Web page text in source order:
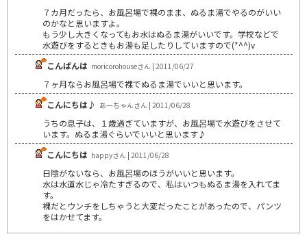
７カ月だったら、お風呂場で裸のまま、ぬるま湯でやるのがいい
のかなと思いますよ。
もう少し大きくなってもお水はぬるま湯がいいです。学校などで
水遊びをするときもお湯も足したりしていますので(*^^)v
こんばんは moricorohouseさん | 2011/06/27
７ヶ月ならお風呂場で裸でぬるま湯でいいと思います。
こんにちは♪ あーちゃんさん | 2011/06/28
うちの息子は、１歳過ぎていますが、お風呂場で水遊びをさせて
います。ぬるま湯ぐらいでいいと思います♪
こんにちは happyさん | 2011/06/28
日陰がないなら、お風呂場のほうがいいと思います。
水は水道水じゃ冷たすぎるので、私はいつもぬるま湯を入れてま
す。
裸だとウンチをしちゃうと大変だったことがあったので、パンツ
をはかせてます。